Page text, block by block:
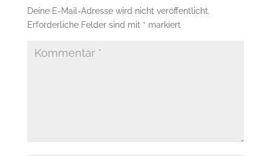
Deine E-Mail-Adresse wird nicht veröffentlicht.
Erforderliche Felder sind mit * markiert